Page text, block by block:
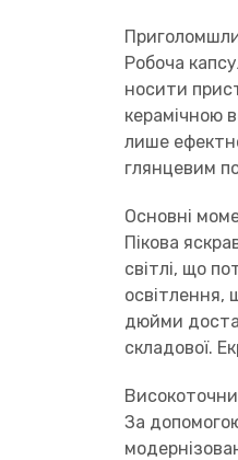
Робоча
носити
керамічною
лише
глянцевим
Основні
Пікова
світлі, що
освітлення,
дюйми
складової.
За